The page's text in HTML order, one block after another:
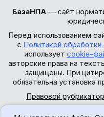
БазаНПА — сайт
Перед использованием
с Политикой
использует cookie-
авторские права на
защищены. При
обязательна установка
Правовой рубрикатор